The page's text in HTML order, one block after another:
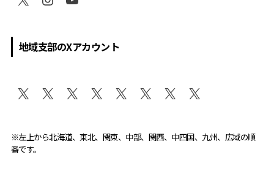
地域支部のXアカウント
※左上から北海道、東北、関東、中部、関西、中四国、九州、広域の順
番です。